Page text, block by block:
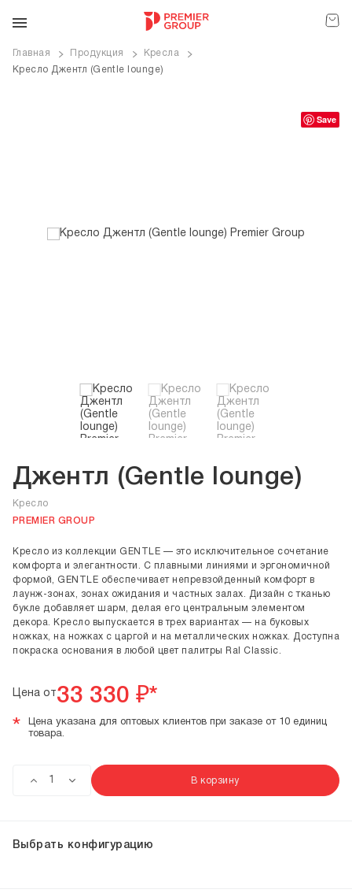
Главная Продукция
Кресла
Кресло Джентл (Gentle lounge)
Save
Джентл (Gentle lounge)
Кресло
PREMIER GROUP
Кресло из коллекции GENTLE — это исключительное сочетание
комфорта и элегантности. С плавными линиями и эргономичной
формой, GENTLE обеспечивает непревзойденный комфорт в
лаунж-зонах, зонах ожидания и частных залах. Дизайн с тканью
букле добавляет шарм, делая его центральным элементом
декора. Кресло выпускается в трех вариантах — на буковых
ножках, на ножках с царгой и на металлических ножках. Доступна
покраска основания в любой цвет палитры Ral Classic.
Цена от33 330 ₽*
*
Цена указана для оптовых клиентов при заказе от 10 единиц
товара.
В корзину
Выбрать конфигурацию